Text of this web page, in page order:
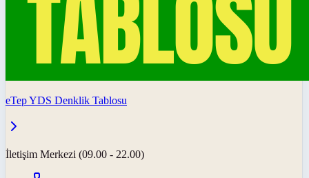
eTep YDS Denklik Tablosu
İletişim Merkezi (09.00 - 22.00)